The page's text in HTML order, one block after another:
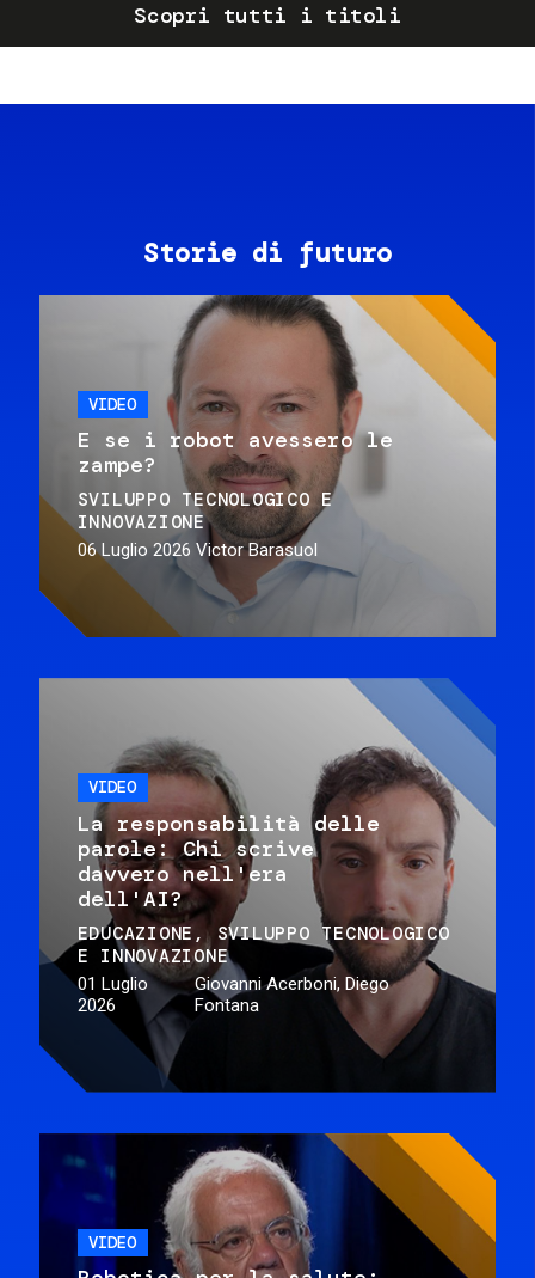
Scopri tutti i titoli
Storie di futuro
VIDEO
E se i robot avessero le
zampe?
SVILUPPO TECNOLOGICO E
INNOVAZIONE
06 Luglio 2026 Victor Barasuol
VIDEO
La responsabilità delle
parole: Chi scrive
davvero nell'era
dell'AI?
EDUCAZIONE
SVILUPPO TECNOLOGICO
E INNOVAZIONE
01 Luglio
2026
Giovanni Acerboni, Diego
Fontana
VIDEO